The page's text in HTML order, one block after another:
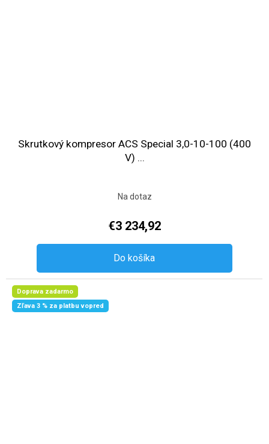
Skrutkový kompresor ACS Special 3,0-10-100 (400
V) ...
Na dotaz
€3 234,92
Do košíka
Doprava zadarmo
Zľava 3 % za platbu vopred